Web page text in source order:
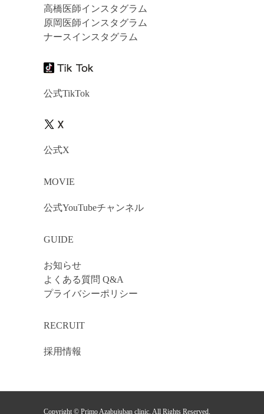
高橋医師インスタグラム
原岡医師インスタグラム
ナースインスタグラム
公式TikTok
公式X
MOVIE
公式YouTubeチャンネル
GUIDE
お知らせ
よくある質問 Q&A
プライバシーポリシー
RECRUIT
採用情報
Copyright © Primo Azabujuban clinic. All Rights Reserved.